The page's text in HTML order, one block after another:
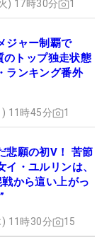
) 17時30分 1
ジャー制覇で
トップ独走状態
ランキング番外
11時45分 1
悲願の初V！ 苦節
・ユルリンは、
から這い上がっ
11時30分 15